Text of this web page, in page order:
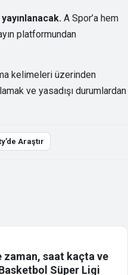
A Spor’a hem
platformundan
kelimeleri üzerinden
ve yasadışı durumlardan
Araştır
zaman, saat kaçta ve
Süper Ligi